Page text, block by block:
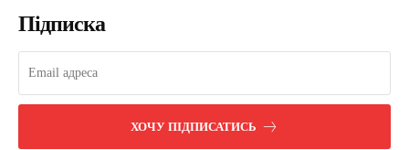
Підписка
ХОЧУ ПІДПИСАТИСЬ